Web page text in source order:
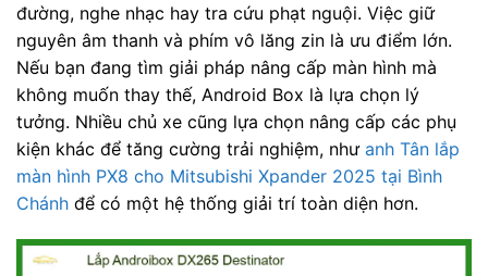
đường, nghe nhạc hay tra cứu phạt nguội. Việc giữ
nguyên âm thanh và phím vô lăng zin là ưu điểm lớn.
Nếu bạn đang tìm giải pháp nâng cấp màn hình mà
không muốn thay thế, Android Box là lựa chọn lý
tưởng. Nhiều chủ xe cũng lựa chọn nâng cấp các phụ
kiện khác để tăng cường trải nghiệm, như anh Tân lắp
màn hình PX8 cho Mitsubishi Xpander 2025 tại Bình
Chánh để có một hệ thống giải trí toàn diện hơn.